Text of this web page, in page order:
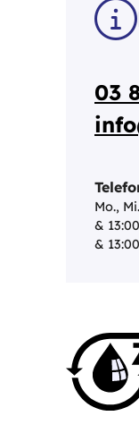
03
Mo.,
&
&